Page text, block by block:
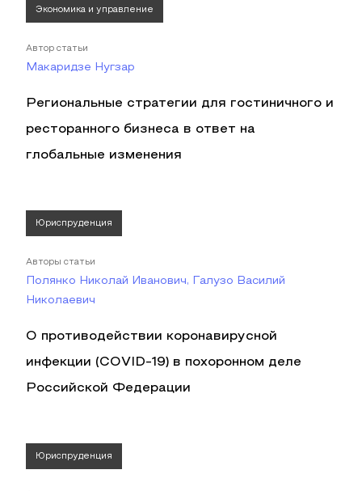
Экономика и управление
Автор статьи
Макаридзе Нугзар
Региональные стратегии для гостиничного и
ресторанного бизнеса в ответ на
глобальные изменения
Юриспруденция
Авторы статьи
Полянко Николай Иванович, Галузо Василий
Николаевич
О противодействии коронавирусной
инфекции (COVID-19) в похоронном деле
Российской Федерации
Юриспруденция